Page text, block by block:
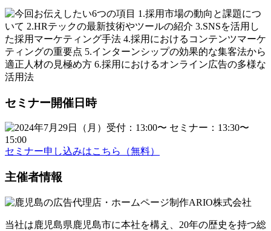
セミナー開催日時
セミナー申し込みはこちら （無料）
主催者情報
当社は鹿児島県鹿児島市に本社を構え、20年の歴史を持つ総